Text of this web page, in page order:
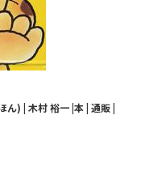
ん) | 木村 裕一 |本 | 通販 |